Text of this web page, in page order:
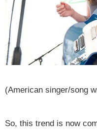
(American singer/song
So, this trend is now